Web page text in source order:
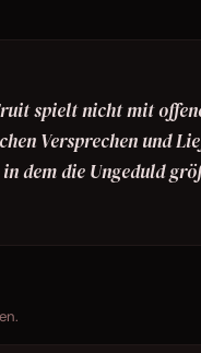
spielt nicht mit
Versprechen und
dem die Ungeduld